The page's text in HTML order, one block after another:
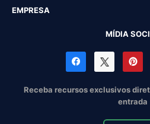
EMPRESA
MÍDIA
Receba recursos exclusivos
entrada